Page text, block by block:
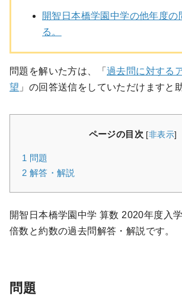
開智日本橋学園中学の他年度の
る。
問題を解いた方は、「 過去問に対する
望 」の回答送信をしていただけますと
ページの目次 [非表示]
1 問題
2 解答・解説
開智日本橋学園中学 算数 2020年度入
倍数と約数の過去問解答・解説です。
問題